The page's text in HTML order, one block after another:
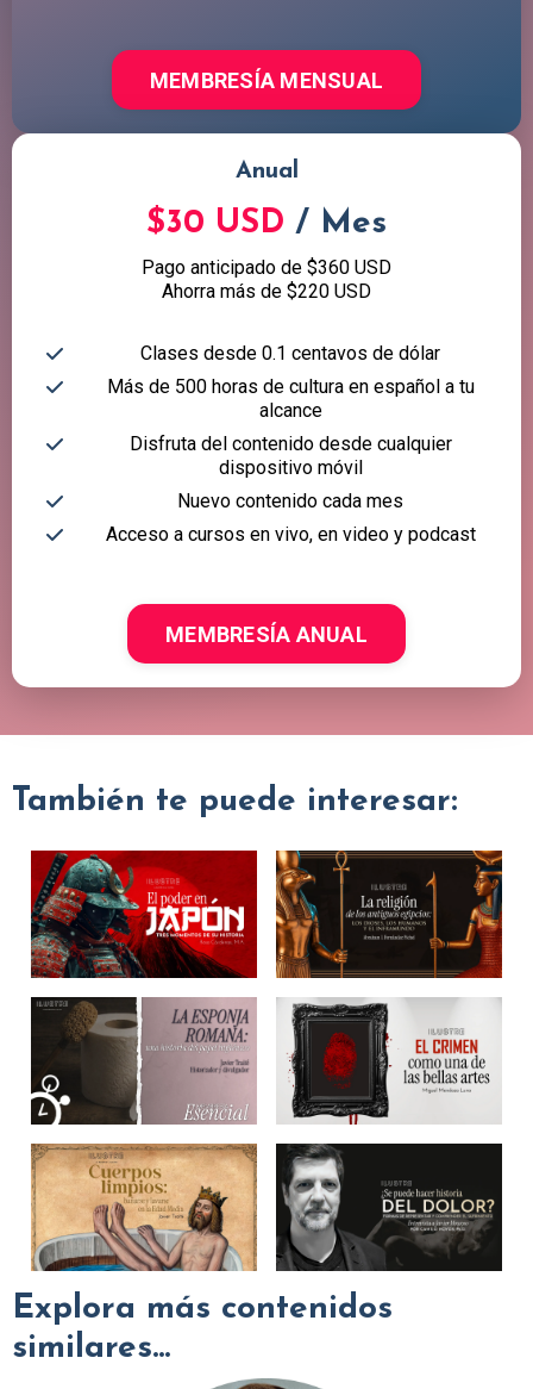
MEMBRESÍA MENSUAL
Anual
$30 USD / Mes
Pago anticipado de $360 USD
Ahorra más de $220 USD
Clases desde 0.1 centavos de dólar
Más de 500 horas de cultura en español a tu
alcance
Disfruta del contenido desde cualquier
dispositivo móvil
Nuevo contenido cada mes
Acceso a cursos en vivo, en video y podcast
MEMBRESÍA ANUAL
También te puede interesar:
Explora más contenidos
similares...